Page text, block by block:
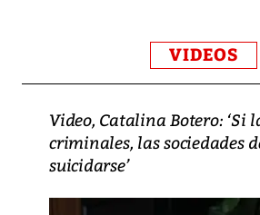
VIDEOS
Video, Catalina Botero: ‘Si
criminales, las sociedades
suicidarse’